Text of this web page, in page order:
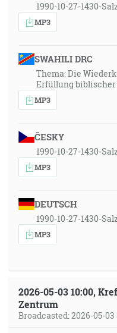
1990-10-27-1430-
MP3
SWAHILI DRC
Thema: Die
Erfüllung biblischer
MP3
ČESKY
1990-10-27-1430-
MP3
DEUTSCH
1990-10-27-1430-
MP3
2026-05-03 10:00,
Zentrum
Broadcasted: 2026-05-03